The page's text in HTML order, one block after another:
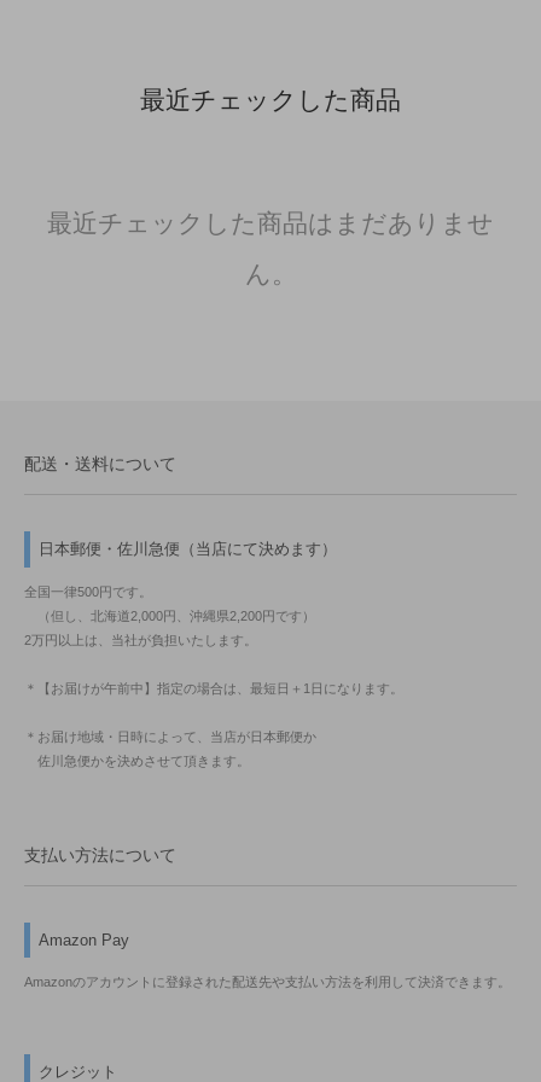
最近チェックした商品
最近チェックした商品はまだありませ
ん。
配送・送料について
日本郵便・佐川急便（当店にて決めます）
全国一律500円です。
（但し、北海道2,000円、沖縄県2,200円です）
2万円以上は、当社が負担いたします。
＊【お届けが午前中】指定の場合は、最短日＋1日になります。
＊お届け地域・日時によって、当店が日本郵便か
佐川急便かを決めさせて頂きます。
支払い方法について
Amazon Pay
Amazonのアカウントに登録された配送先や支払い方法を利用して決済できます。
クレジット